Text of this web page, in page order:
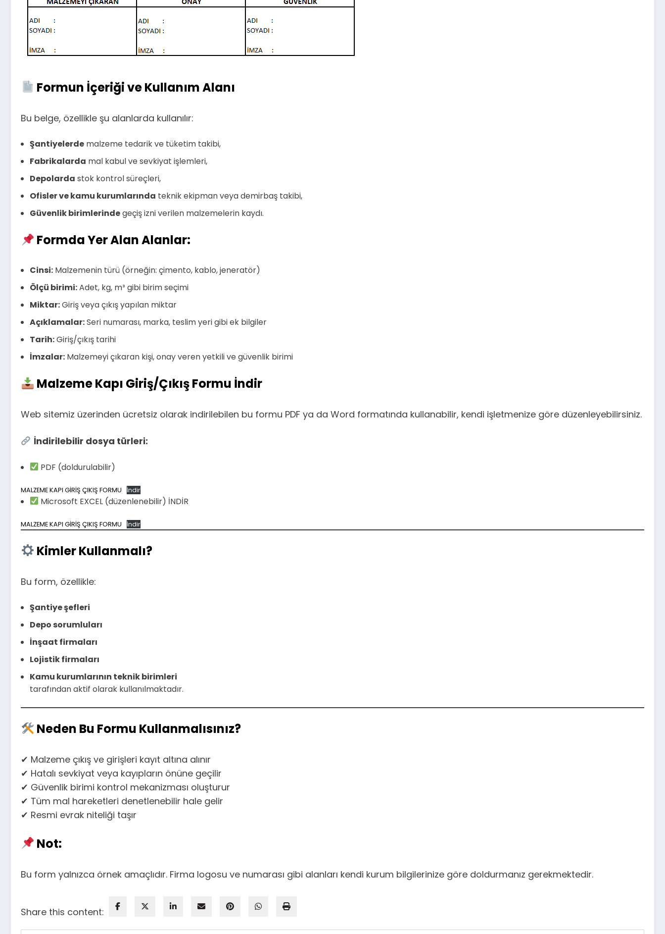
Formun İçeriği ve Kullanım Alanı
Bu belge, özellikle şu alanlarda kullanılır:
Şantiyelerde malzeme tedarik ve tüketim takibi,
Fabrikalarda mal kabul ve sevkiyat işlemleri,
Depolarda stok kontrol süreçleri,
Ofisler ve kamu kurumlarında teknik ekipman veya demirbaş takibi,
Güvenlik birimlerindegeçiş izni verilen malzemelerin kaydı.
Formda Yer Alan Alanlar:
Cinsi: Malzemenin türü (örneğin: çimento, kablo, jeneratör)
Ölçü birimi:Adet, kg, m³ gibi birim seçimi
Miktar:Giriş veya çıkış yapılan miktar
Açıklamalar:Seri numarası, marka, teslim yeri gibi ek bilgiler
Tarih:Giriş/çıkış tarihi
İmzalar: Malzemeyi çıkaran kişi, onay veren yetkili ve güvenlik birimi
Malzeme Kapı Giriş/Çıkış Formu İndir
Web sitemiz üzerinden ücretsiz olarak indirilebilen bu formu PDF ya da Word formatında kullanabilir, kendi işletmenize göre düzenleyebilirsiniz.
İndirilebilir dosya türleri:
PDF (doldurulabilir)
MALZEME KAPI GİRİŞ ÇIKIŞ FORMU İndir
Microsoft EXCEL (düzenlenebilir) İNDİR
MALZEME KAPI GİRİŞ ÇIKIŞ FORMU İndir
Kimler Kullanmalı?
Bu form, özellikle:
Şantiye şefleri
Depo sorumluları
İnşaat firmaları
Lojistik firmaları
Kamu kurumlarının teknik birimleri
tarafından aktif olarak kullanılmaktadır.
Neden Bu Formu Kullanmalısınız?
✔ Malzeme çıkış ve girişleri kayıt altına alınır
✔ Hatalı sevkiyat veya kayıpların önüne geçilir
✔ Güvenlik birimi kontrol mekanizması oluşturur
✔ Tüm mal hareketleri denetlenebilir hale gelir
✔ Resmi evrak niteliği taşır
Not:
Bu form yalnızca örnek amaçlıdır. Firma logosu ve numarası gibi alanları kendi kurum bilgilerinize göre doldurmanız gerekmektedir.
Share this content: